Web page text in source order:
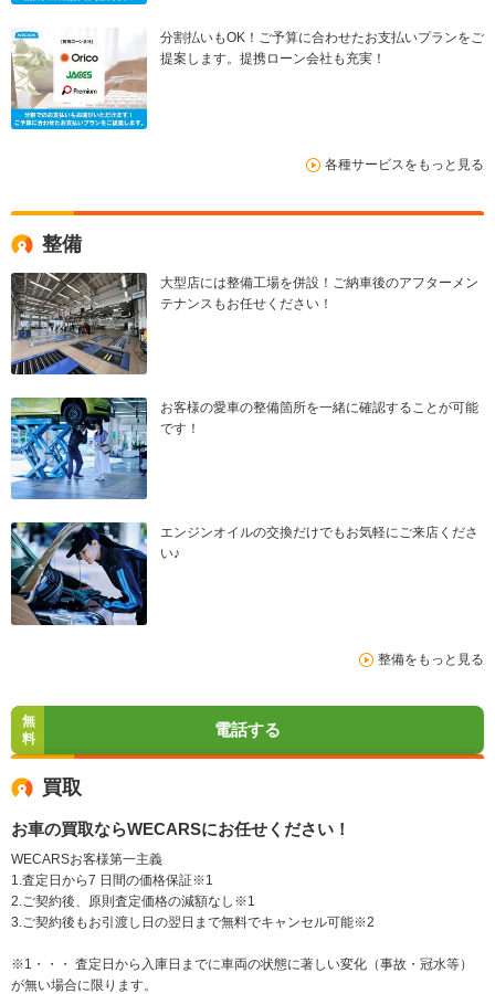
分割払いもOK！ご予算に合わせたお支払いプランをご
提案します。提携ローン会社も充実！
各種サービスをもっと見る
整備
大型店には整備工場を併設！ご納車後のアフターメン
テナンスもお任せください！
お客様の愛車の整備箇所を一緒に確認することが可能
です！
エンジンオイルの交換だけでもお気軽にご来店くださ
い♪
整備をもっと見る
無
料
電話する
買取
お車の買取ならWECARSにお任せください！
WECARSお客様第一主義
1.査定日から7 日間の価格保証※1
2.ご契約後、原則査定価格の減額なし※1
3.ご契約後もお引渡し日の翌日まで無料でキャンセル可能※2
※1・・・ 査定日から入庫日までに車両の状態に著しい変化（事故・冠水等）
が無い場合に限ります。